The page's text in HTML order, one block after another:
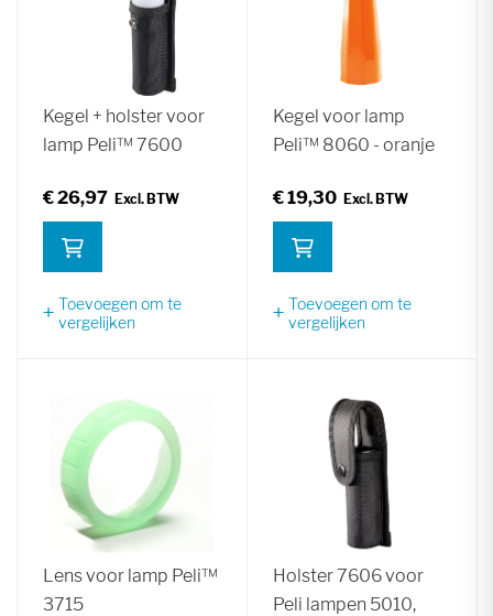
Kegel + holster voor
lamp Peli™ 7600
€ 26,97
Toevoegen om te
vergelijken
Kegel voor lamp
Peli™ 8060 - oranje
€ 19,30
Toevoegen om te
vergelijken
Lens voor lamp Peli™
3715
Holster 7606 voor
Peli lampen 5010,